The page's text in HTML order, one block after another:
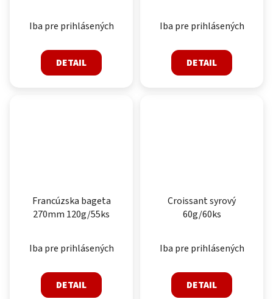
Iba pre prihlásených
DETAIL
Iba pre prihlásených
DETAIL
Francúzska bageta
270mm 120g/55ks
Iba pre prihlásených
DETAIL
Croissant syrový
60g/60ks
Iba pre prihlásených
DETAIL